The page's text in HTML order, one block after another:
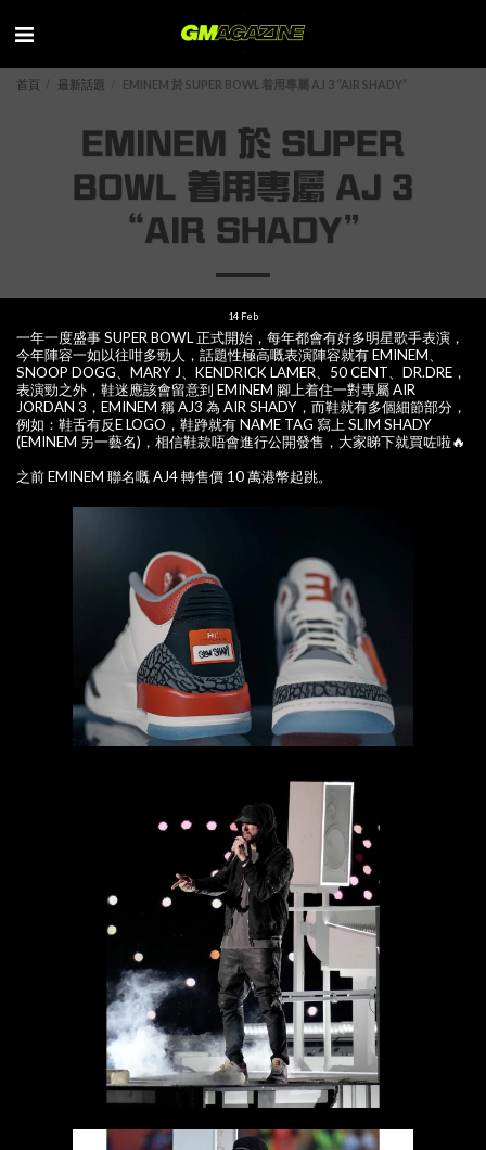
首頁 最新話題 EMINEM 於 SUPER BOWL 着用專屬 AJ 3 “AIR SHADY”
EMINEM 於 SUPER
BOWL 着用專屬 AJ 3
“AIR SHADY”
14 Feb
一年一度盛事 SUPER BOWL 正式開始，每年都會有好多明星歌手表演，
今年陣容一如以往咁多勁人，話題性極高嘅表演陣容就有 EMINEM、
SNOOP DOGG、MARY J、KENDRICK LAMER、50 CENT、DR.DRE，
表演勁之外，鞋迷應該會留意到 EMINEM 腳上着住一對專屬 AIR
JORDAN 3，EMINEM 稱 AJ3 為 AIR SHADY，而鞋就有多個細節部分，
例如：鞋舌有反E LOGO，鞋踭就有 NAME TAG 寫上 SLIM SHADY
(EMINEM 另一藝名)，相信鞋款唔會進行公開發售，大家睇下就買咗啦🔥
之前 EMINEM 聯名嘅 AJ4 轉售價 10 萬港幣起跳。